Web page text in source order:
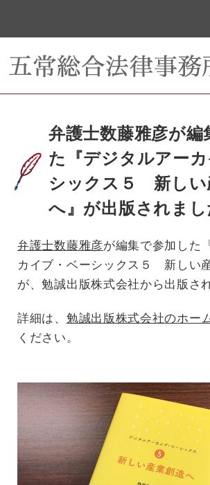
弁護士数藤雅彦が編
た『デジタルアー
シックス５ 新しい
へ』が出版されまし
弁護士数藤雅彦が編集で参加した
カイブ・ベーシックス５ 新しい
が、勉誠出版株式会社から出版さ
詳細は、 勉誠出版株式会社のホー
ください。